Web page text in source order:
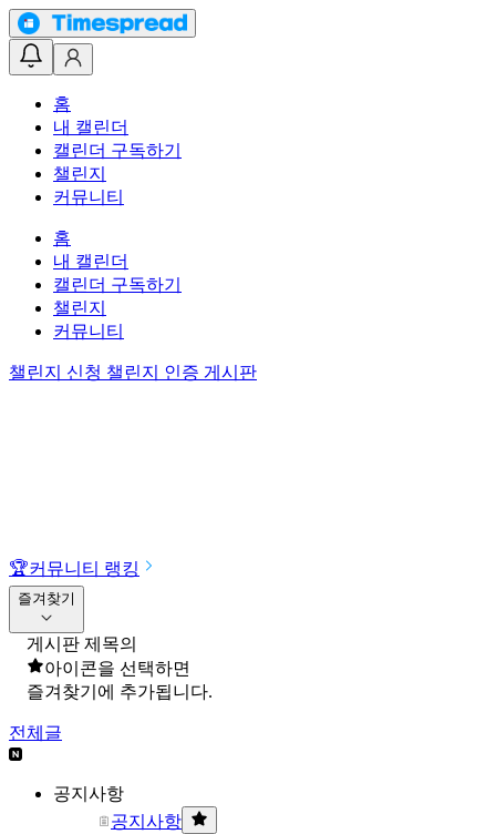
홈
내 캘린더
캘린더 구독하기
챌린지
커뮤니티
홈
내 캘린더
캘린더 구독하기
챌린지
커뮤니티
챌린지 신청 챌린지 인증 게시판
🏆커뮤니티 랭킹
즐겨찾기
게시판 제목의
아이콘을 선택하면
즐겨찾기에 추가됩니다.
전체글
공지사항
공지사항